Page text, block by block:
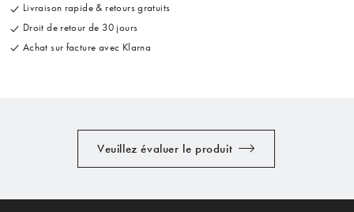
Livraison rapide & retours gratuits
Droit de retour de 30 jours
Achat sur facture avec Klarna
Veuillez évaluer le produit